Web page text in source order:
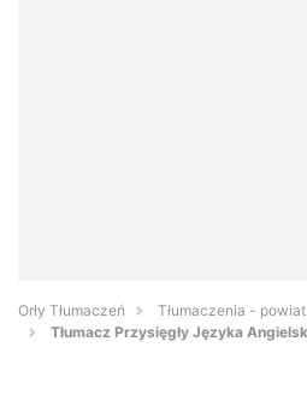
Orły Tłumaczeń
Tłumaczenia - powiat
Tłumacz Przysięgły Języka